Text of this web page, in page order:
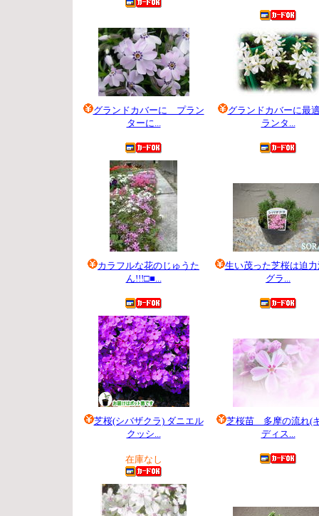
グランドカバーに プラン
ターに...
グランドカバーに最
ランタ...
カラフルな花のじゅうた
ん!!!□■...
生い茂った芝桜は迫
グラ...
芝桜(シバザクラ) ダニエル
クッシ...
在庫なし
芝桜苗 多摩の流れ(
ディス...